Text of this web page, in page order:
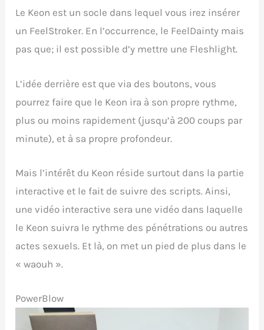
Le Keon est un socle dans lequel vous irez insérer
un FeelStroker. En l’occurrence, le FeelDainty mais
pas que; il est possible d’y mettre une Fleshlight.
L’idée derrière est que via des boutons, vous
pourrez faire que le Keon ira à son propre rythme,
plus ou moins rapidement (jusqu’à 200 coups par
minute), et à sa propre profondeur.
Mais l’intérêt du Keon réside surtout dans la partie
interactive et le fait de suivre des scripts. Ainsi,
une vidéo interactive sera une vidéo dans laquelle
le Keon suivra le rythme des pénétrations ou autres
actes sexuels. Et là, on met un pied de plus dans le
« waouh ».
PowerBlow